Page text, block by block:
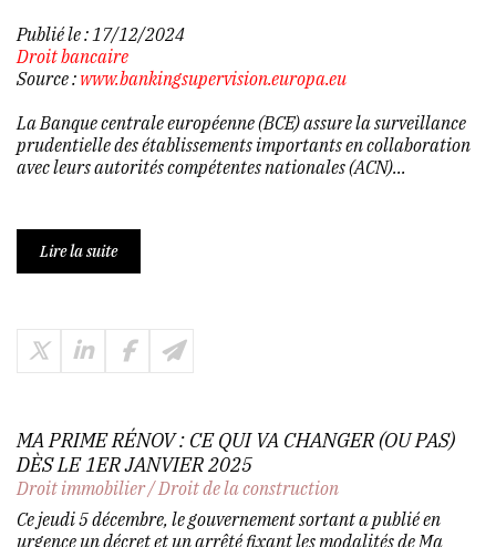
Publié le : 17/12/2024
Droit bancaire
Source : www.bankingsupervision.europa.eu
La Banque centrale européenne (BCE) assure la surveillance
prudentielle des établissements importants en collaboration
avec leurs autorités compétentes nationales (ACN)...
Lire la suite
MA PRIME RÉNOV : CE QUI VA CHANGER (OU PAS)
DÈS LE 1ER JANVIER 2025
Droit immobilier/Droit de la construction
Ce jeudi 5 décembre, le gouvernement sortant a publié en
urgence un décret et un arrêté fixant les modalités de Ma